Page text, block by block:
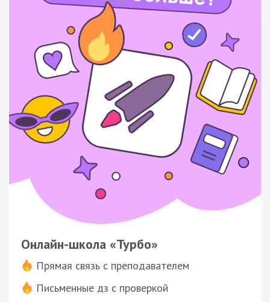
Онлайн-школа «Турбо»
Прямая связь с преподавателем
Письменные дз с проверкой